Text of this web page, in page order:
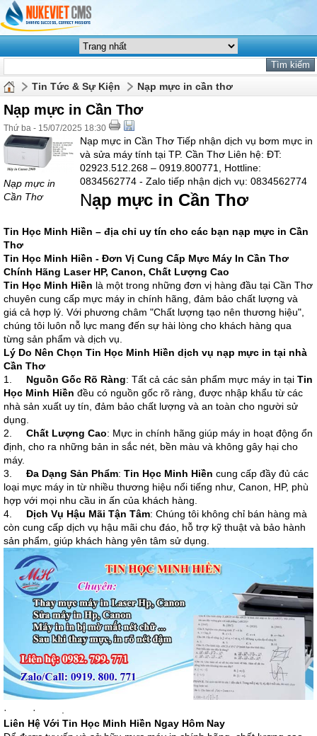
Tin Tức & Sự Kiện Nạp mực in cần thơ
Nạp mực in Cần Thơ
Thứ ba - 15/07/2025 18:30
Nạp mực in
Cần Thơ
Nạp mực in Cần Thơ Tiếp nhận dịch vụ bơm mực in
và sửa máy tính tại TP. Cần Thơ Liên hệ: ĐT:
02923.512.268 – 0919.800771, Hottline:
0834562774 - Zalo tiếp nhận dịch vụ: 0834562774
Nạp mực in Cần Thơ
Tin Học Minh Hiền – địa chỉ uy tín cho các bạn nạp mực in Cần
Thơ
Tin Học Minh Hiền - Đơn Vị Cung Cấp Mực Máy In Cần Thơ
Chính Hãng Laser HP, Canon, Chất Lượng Cao
Tin Học Minh Hiền là một trong những đơn vị hàng đầu tại Cần Thơ
chuyên cung cấp mực máy in chính hãng, đảm bảo chất lượng và
giá cả hợp lý. Với phương châm "Chất lượng tạo nên thương hiệu",
chúng tôi luôn nỗ lực mang đến sự hài lòng cho khách hàng qua
từng sản phẩm và dịch vụ.
Lý Do Nên Chọn Tin Học Minh Hiền dịch vụ nạp mực in tại nhà
Cần Thơ
1. Nguồn Gốc Rõ Ràng: Tất cả các sản phẩm mực máy in tại Tin
Học Minh Hiền đều có nguồn gốc rõ ràng, được nhập khẩu từ các
nhà sản xuất uy tín, đảm bảo chất lượng và an toàn cho người sử
dụng.
2. Chất Lượng Cao: Mực in chính hãng giúp máy in hoạt động ổn
định, cho ra những bản in sắc nét, bền màu và không gây hại cho
máy.
3. Đa Dạng Sản Phẩm: Tin Học Minh Hiền cung cấp đầy đủ các
loại mực máy in từ nhiều thương hiệu nổi tiếng như, Canon, HP, phù
hợp với mọi nhu cầu in ấn của khách hàng.
4. Dịch Vụ Hậu Mãi Tận Tâm: Chúng tôi không chỉ bán hàng mà
còn cung cấp dịch vụ hậu mãi chu đáo, hỗ trợ kỹ thuật và bảo hành
sản phẩm, giúp khách hàng yên tâm sử dụng.
· · .
Liên Hệ Với Tin Học Minh Hiền Ngay Hôm Nay